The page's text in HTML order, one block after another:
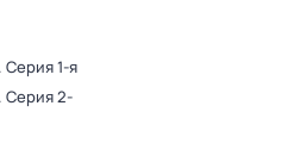
Серия 1-я
Серия 2-